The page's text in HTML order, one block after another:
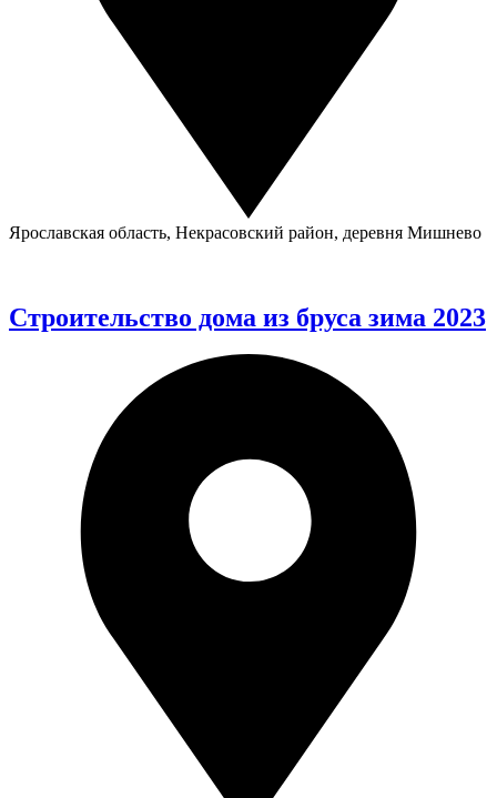
Ярославская область, Некрасовский район, деревня Мишнево
Строительство дома из бруса зима 2023